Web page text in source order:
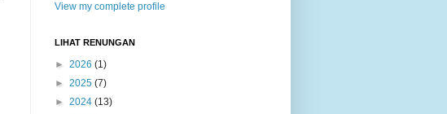
View my complete profile
LIHAT RENUNGAN
► 2026 (1)
► 2025 (7)
► 2024 (13)